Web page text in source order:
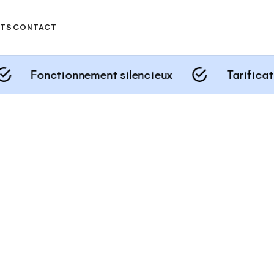
CONTACT
garantit la durabilité et
prennent en
silencieux Tarification